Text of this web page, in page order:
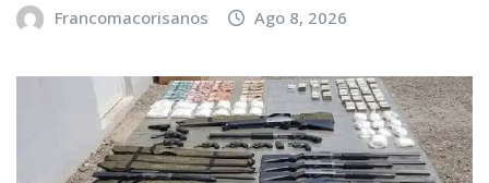
Francomacorisanos Ago 8, 2026